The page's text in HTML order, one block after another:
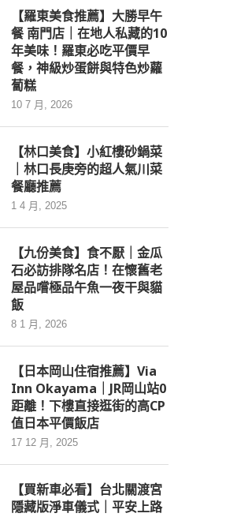
【羅東美食推薦】大勝早午
餐 南門店｜在地人私藏的10
年美味！羅東必吃平價早
餐，神級炒蛋餅與特色炒蘿
蔔糕
10 7 月, 2026
【林口美食】小紅樓砂鍋菜
｜林口長庚旁的超人氣川菜
餐廳推薦
1 4 月, 2025
【九份美食】食不厭｜金瓜
石必訪排隊名店！在懷舊老
屋品嚐極品午魚一夜干與貓
飯
8 1 月, 2026
【日本岡山住宿推薦】Via
Inn Okayama｜JR岡山站0
距離！下樓直接逛街的高CP
值日本平價飯店
17 12 月, 2025
【買新車必看】台北關渡宮
隱藏版淨車儀式｜平安上路